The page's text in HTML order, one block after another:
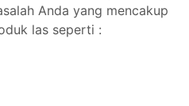
Anda yang mencakup
las seperti :